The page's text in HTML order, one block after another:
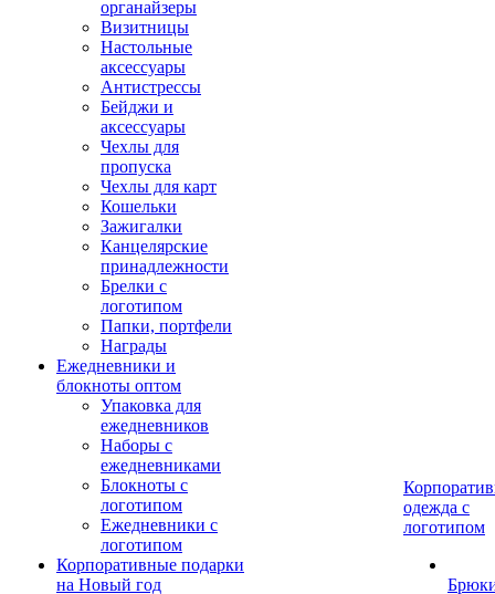
органайзеры
Визитницы
Настольные
аксессуары
Антистрессы
Бейджи и
аксессуары
Чехлы для
пропуска
Чехлы для карт
Кошельки
Зажигалки
Канцелярские
принадлежности
Брелки с
логотипом
Папки, портфели
Награды
Ежедневники и
блокноты оптом
Упаковка для
ежедневников
Наборы с
ежедневниками
Блокноты с
логотипом
Ежедневники с
логотипом
Корпоративные подарки
на Новый год
одежда с
логотипом